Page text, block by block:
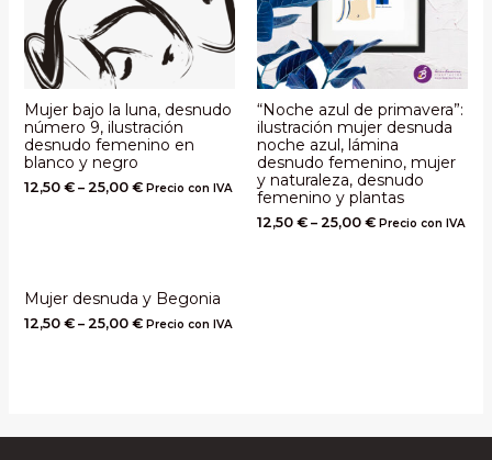
Mujer bajo la luna, desnudo
número 9, ilustración
desnudo femenino en
blanco y negro
12,50 €– 25,00 € Precio con IVA
“Noche azul de primavera”:
ilustración mujer desnuda
noche azul, lámina
desnudo femenino, mujer
y naturaleza, desnudo
femenino y plantas
12,50 € – 25,00 € Precio con IVA
Mujer desnuda y Begonia
12,50 €– 25,00 € Precio con IVA